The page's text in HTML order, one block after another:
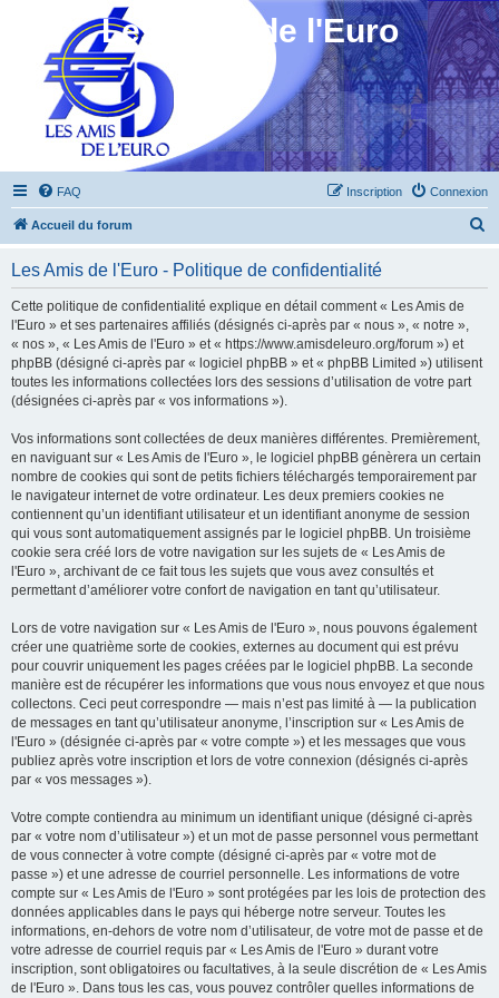
Les Amis de l'Euro
FAQ Connexion
Inscription
Accueil du forum
Les Amis de l'Euro - Politique de confidentialité
Cette politique de confidentialité explique en détail comment « Les Amis de
l'Euro » et ses partenaires affiliés (désignés ci-après par « nous », « notre »,
« nos », « Les Amis de l'Euro » et « https://www.amisdeleuro.org/forum ») et
phpBB (désigné ci-après par « logiciel phpBB » et « phpBB Limited ») utilisent
toutes les informations collectées lors des sessions d’utilisation de votre part
(désignées ci-après par « vos informations »).
Vos informations sont collectées de deux manières différentes. Premièrement,
en naviguant sur « Les Amis de l'Euro », le logiciel phpBB génèrera un certain
nombre de cookies qui sont de petits fichiers téléchargés temporairement par
le navigateur internet de votre ordinateur. Les deux premiers cookies ne
contiennent qu’un identifiant utilisateur et un identifiant anonyme de session
qui vous sont automatiquement assignés par le logiciel phpBB. Un troisième
cookie sera créé lors de votre navigation sur les sujets de « Les Amis de
l'Euro », archivant de ce fait tous les sujets que vous avez consultés et
permettant d’améliorer votre confort de navigation en tant qu’utilisateur.
Lors de votre navigation sur « Les Amis de l'Euro », nous pouvons également
créer une quatrième sorte de cookies, externes au document qui est prévu
pour couvrir uniquement les pages créées par le logiciel phpBB. La seconde
manière est de récupérer les informations que vous nous envoyez et que nous
collectons. Ceci peut correspondre — mais n’est pas limité à — la publication
de messages en tant qu’utilisateur anonyme, l’inscription sur « Les Amis de
l'Euro » (désignée ci-après par « votre compte ») et les messages que vous
publiez après votre inscription et lors de votre connexion (désignés ci-après
par « vos messages »).
Votre compte contiendra au minimum un identifiant unique (désigné ci-après
par « votre nom d’utilisateur ») et un mot de passe personnel vous permettant
de vous connecter à votre compte (désigné ci-après par « votre mot de
passe ») et une adresse de courriel personnelle. Les informations de votre
compte sur « Les Amis de l'Euro » sont protégées par les lois de protection des
données applicables dans le pays qui héberge notre serveur. Toutes les
informations, en-dehors de votre nom d’utilisateur, de votre mot de passe et de
votre adresse de courriel requis par « Les Amis de l'Euro » durant votre
inscription, sont obligatoires ou facultatives, à la seule discrétion de « Les Amis
de l'Euro ». Dans tous les cas, vous pouvez contrôler quelles informations de